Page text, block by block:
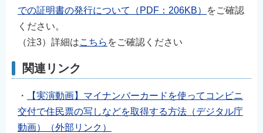
での証明書の発行について（PDF：206KB）
をご確認
ください。
（注3）詳細はこちら をご確認ください
関連リンク
・
【実演動画】マイナンバーカードを使ってコンビニ
交付で住民票の写しなどを取得する方法（デジタル庁
動画）（外部リンク）